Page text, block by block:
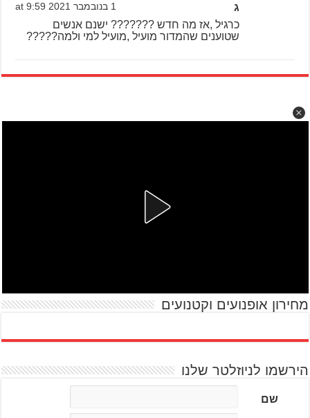
ג 1 בנובמבר 2021 at 9:59
כרגיל ,אז מה חדש ??????? ישנם אנשים
שטוענים שהמדור מועיל ,מועיל למי ולמה?????
מחירון אופנועים וקטנועים
הירשמו לניוזלטר שלנו
שם